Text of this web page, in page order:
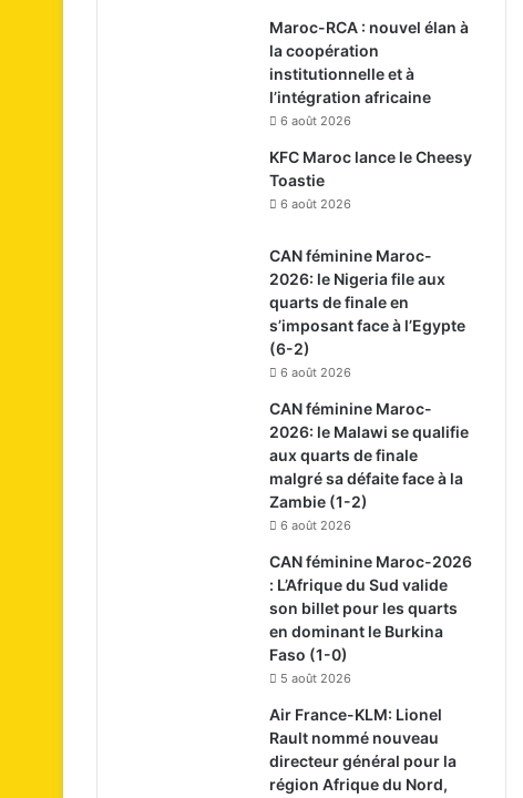
Maroc-RCA : nouvel élan à
la coopération
institutionnelle et à
l’intégration africaine
6 août 2026
KFC Maroc lance le Cheesy
Toastie
6 août 2026
CAN féminine Maroc-
2026: le Nigeria file aux
quarts de finale en
s’imposant face à l’Egypte
(6-2)
6 août 2026
CAN féminine Maroc-
2026: le Malawi se qualifie
aux quarts de finale
malgré sa défaite face à la
Zambie (1-2)
6 août 2026
CAN féminine Maroc-2026
: L’Afrique du Sud valide
son billet pour les quarts
en dominant le Burkina
Faso (1-0)
5 août 2026
Air France-KLM: Lionel
Rault nommé nouveau
directeur général pour la
région Afrique du Nord,